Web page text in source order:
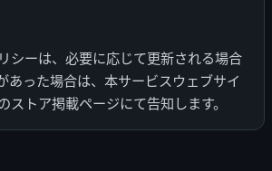
シーは、必要に応じて更新される場合
あった場合は、本サービスウェブサイ
ストア掲載ページにて告知します。